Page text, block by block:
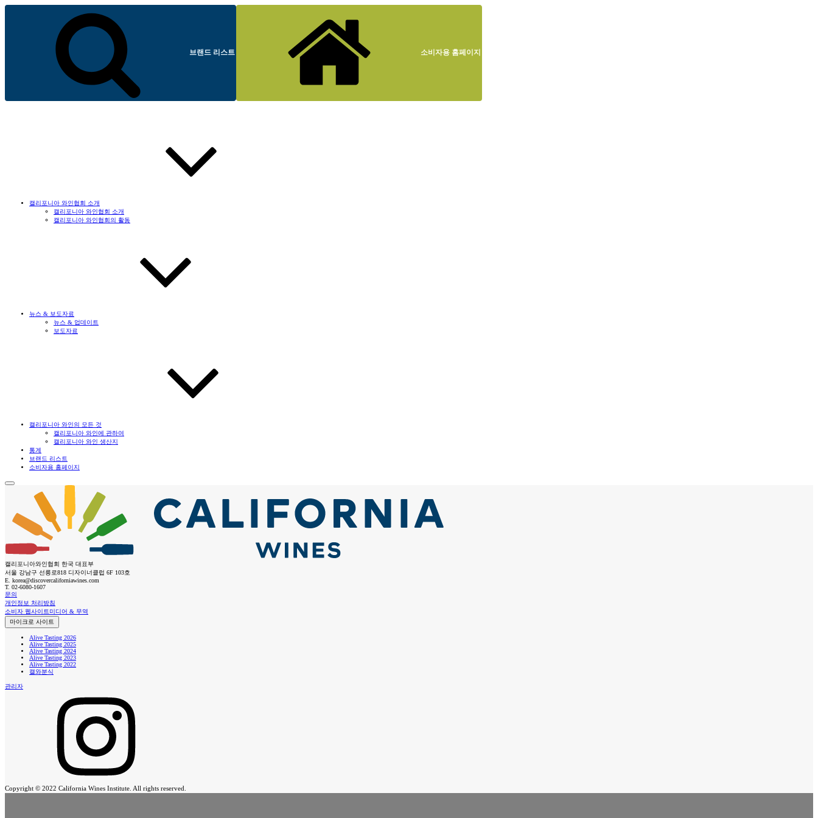
브랜드 리스트 소비자용 홈페이지
캘리포니아 와인협회 소개
캘리포니아 와인협회 소개
캘리포니아 와인협회의 활동
뉴스 & 보도자료
뉴스 & 업데이트
보도자료
캘리포니아 와인의 모든 것
캘리포니아 와인에 관하여
캘리포니아 와인 생산지
통계
브랜드 리스트
소비자용 홈페이지
캘리포니아와인협회 한국 대표부
서울 강남구 선릉로818 디자이너클럽 6F 103호
E. korea@discovercaliforniawines.com
T. 02-6080-1607
문의
개인정보 처리방침
소비자 웹사이트미디어 & 무역
마이크로 사이트
Alive Tasting 2026
Alive Tasting 2025
Alive Tasting 2024
Alive Tasting 2023
Alive Tasting 2022
캘와분식
관리자
Copyright © 2022 California Wines Institute. All rights reserved.